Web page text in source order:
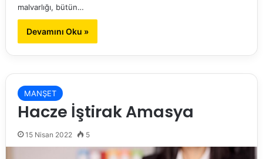
malvarlığı, bütün…
Devamını Oku »
MANŞET
Hacze İştirak Amasya
15 Nisan 2022 5